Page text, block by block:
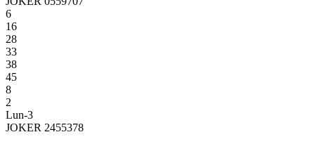
6
16
28
33
38
45
8
2
Lun-3
JOKER 2455378